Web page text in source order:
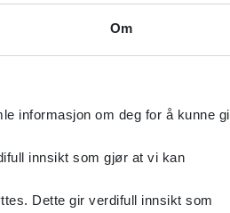
Om
informasjon om deg for å kunne gi
innsikt som gjør at vi kan
Dette gir verdifull innsikt som